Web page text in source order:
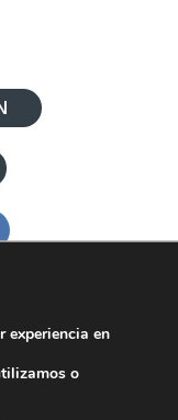
MODELO
experiencia en
o